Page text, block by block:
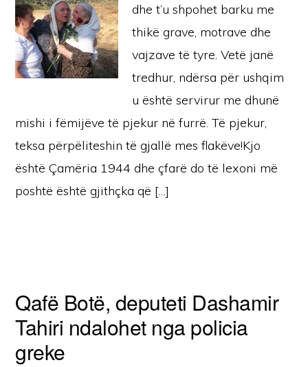
dhe t’u shpohet barku me
thikë grave, motrave dhe
vajzave të tyre. Vetë janë
tredhur, ndërsa për ushqim
u është servirur me dhunë
mishi i fëmijëve të pjekur në furrë. Të pjekur,
teksa përpëliteshin të gjallë mes flakëve!Kjo
është Çamëria 1944 dhe çfarë do të lexoni më
poshtë është gjithçka që […]
Qafë Botë, deputeti Dashamir
Tahiri ndalohet nga policia
greke